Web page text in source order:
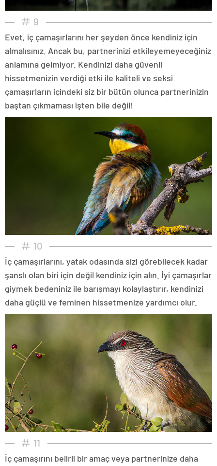
9
Evet, iç çamaşırlarını her şeyden önce kendiniz için
almalısınız. Ancak bu, partnerinizi etkileyemeyeceğiniz
anlamına gelmiyor. Kendinizi daha güvenli
hissetmenizin verdiği etki ile kaliteli ve seksi
çamaşırların içindeki siz bir bütün olunca partnerinizin
baştan çıkmaması işten bile değil!
10
İç çamaşırlarını, yatak odasında sizi görebilecek kadar
şanslı olan biri için değil kendiniz için alın. İyi çamaşırlar
giymek bedeniniz ile barışmayı kolaylaştırır, kendinizi
daha güçlü ve feminen hissetmenize yardımcı olur.
11
İç çamaşırını belirli bir amaç veya partnerinize daha